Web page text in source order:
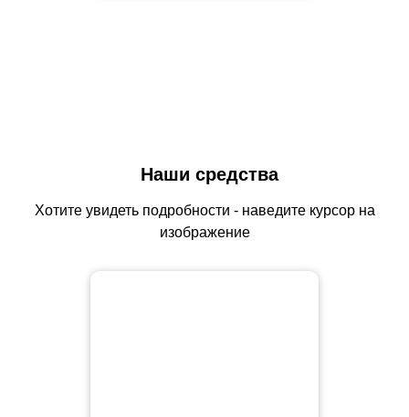
Наши средства
Хотите увидеть подробности - наведите курсор на
изображение